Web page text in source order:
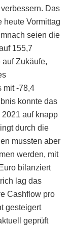
Das
heute Vormittag
seien die
155,7
Zukäufe,
mit -78,4
konnte das
auf knapp
durch die
mussten aber
werden, mit
bilanziert
lag das
Cashflow pro
gesteigert
geprüft